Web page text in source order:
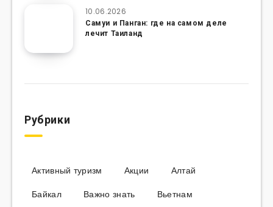
10.06.2026
Самуи и Панган: где на самом деле
лечит Таиланд
Рубрики
Активный туризм Акции
Алтай
Байкал
Важно знать
Вьетнам